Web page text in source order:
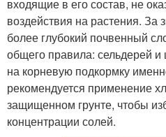
входящие в его состав, не
воздействия на растения.
более глубокий почвенный
общего правила: сельдерей
на корневую подкормку
рекомендуется применение
защищенном грунте, чтобы
концентрации солей.